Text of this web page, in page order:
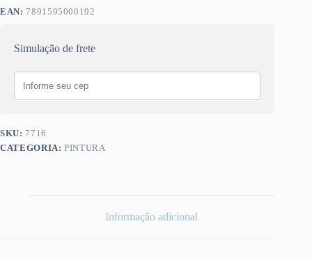
EAN: 7891595000192
Simulação de frete
SKU: 7716
CATEGORIA:PINTURA
Informação adicional